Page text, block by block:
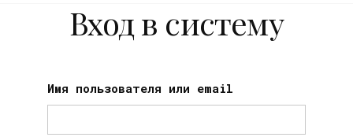
Вход в систему
Имя пользователя или email